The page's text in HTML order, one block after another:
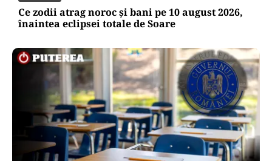
Ce zodii atrag noroc și bani pe 10 august 2026,
înaintea eclipsei totale de Soare